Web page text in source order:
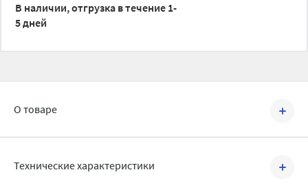
В наличии, отгрузка в течение 1-
5 дней
О товаре
Технические характеристики